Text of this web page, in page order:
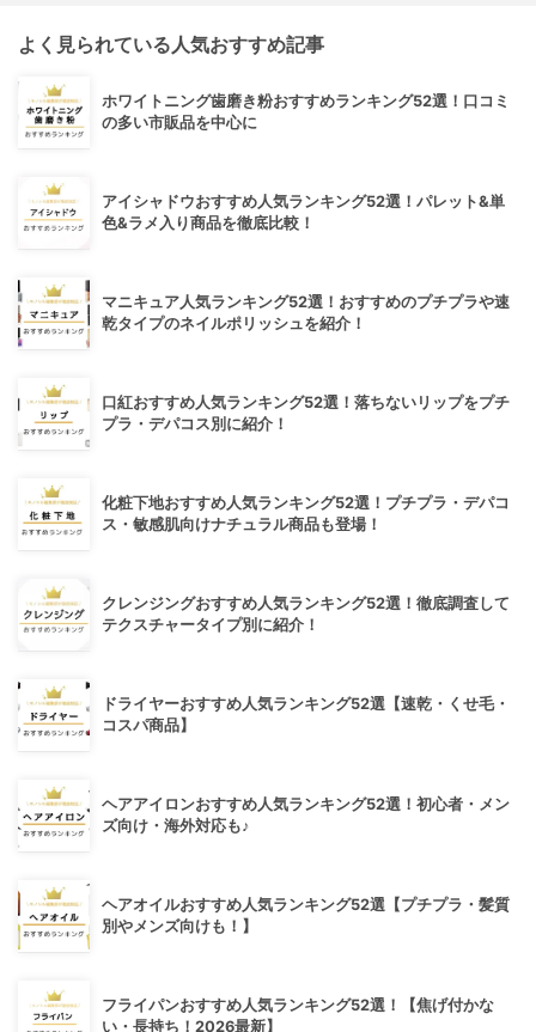
よく見られている人気おすすめ記事
ホワイトニング歯磨き粉おすすめランキング52選！口コミ
の多い市販品を中心に
アイシャドウおすすめ人気ランキング52選！パレット&単
色&ラメ入り商品を徹底比較！
マニキュア人気ランキング52選！おすすめのプチプラや速
乾タイプのネイルポリッシュを紹介！
口紅おすすめ人気ランキング52選！落ちないリップをプチ
プラ・デパコス別に紹介！
化粧下地おすすめ人気ランキング52選！プチプラ・デパコ
ス・敏感肌向けナチュラル商品も登場！
クレンジングおすすめ人気ランキング52選！徹底調査して
テクスチャータイプ別に紹介！
ドライヤーおすすめ人気ランキング52選【速乾・くせ毛・
コスパ商品】
ヘアアイロンおすすめ人気ランキング52選！初心者・メン
ズ向け・海外対応も♪
ヘアオイルおすすめ人気ランキング52選【プチプラ・髪質
別やメンズ向けも！】
フライパンおすすめ人気ランキング52選！【焦げ付かな
い・長持ち！2026最新】